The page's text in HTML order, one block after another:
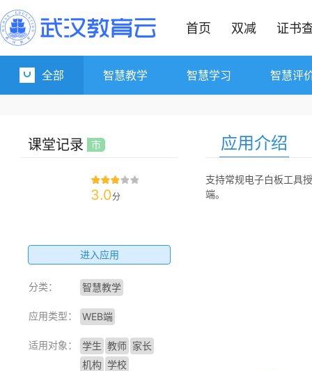
首页 双减 证书
全部 智慧教学 智慧学习 智慧评
课堂记录 市
3.0分
进入应用
分类： 智慧教学
应用类型： WEB端
适用对象： 学生 教师 家长
机构 学校
应用介绍
支持常规电子白板工具
端。